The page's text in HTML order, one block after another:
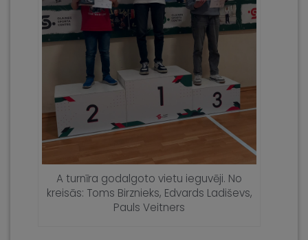
A turnīra godalgoto vietu ieguvēji. No
kreisās: Toms Birznieks, Edvards Ladiševs,
Pauls Veitners